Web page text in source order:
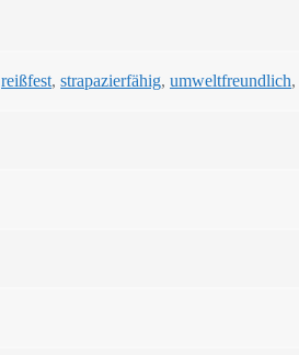
reißfest, strapazierfähig, umweltfreundlich,